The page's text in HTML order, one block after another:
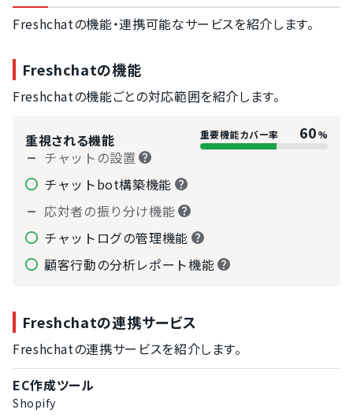
Freshchatの機能・連携可能なサービスを紹介します。
Freshchatの機能
Freshchatの機能ごとの対応範囲を紹介します。
重視される機能 重要機能カバー率 60%
チャットの設置
チャットbot構築機能
応対者の振り分け機能
チャットログの管理機能
顧客行動の分析レポート機能
Freshchatの連携サービス
Freshchatの連携サービスを紹介します。
EC作成ツール
Shopify